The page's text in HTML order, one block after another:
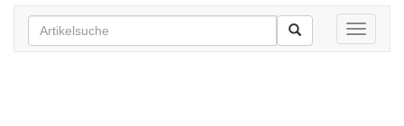
Toggle